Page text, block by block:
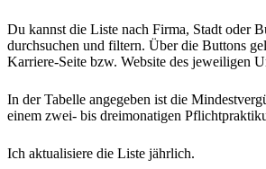
Du kannst die Liste nach Firma, Stadt oder
durchsuchen und filtern. Über die Buttons
Karriere-Seite bzw. Website des jeweiligen
In der Tabelle angegeben ist die
einem zwei- bis dreimonatigen
Ich aktualisiere die Liste jährlich.